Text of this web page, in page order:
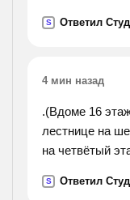
уменьшаеться.
S Ответил
4 мин назад
.(Вдоме 16
лестнице на
на четвётый
нашли ответ.).
S Ответил